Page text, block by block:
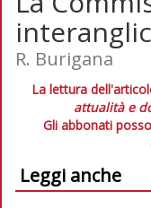
R. Burigana
La lettura
attualità e
Gli abbonati
Leggi anche